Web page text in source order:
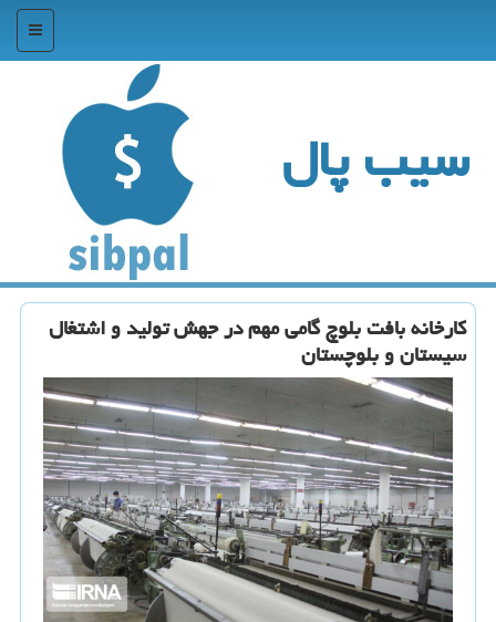
منو
سیب پال
كارخانه بافت بلوچ گامی مهم در جهش تولید و اشتغال
سیستان و بلوچستان